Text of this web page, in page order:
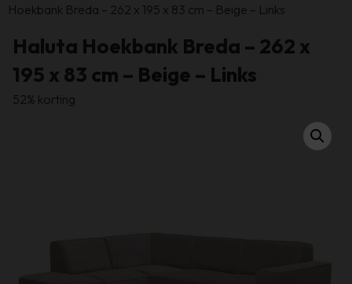
Hoekbank Breda – 262 x 195 x 83 cm – Beige – Links
Haluta Hoekbank Breda – 262 x
195 x 83 cm – Beige – Links
52% korting